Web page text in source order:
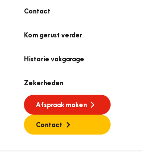
Contact
Kom gerust verder
Historie vakgarage
Zekerheden
Afspraak maken
Contact